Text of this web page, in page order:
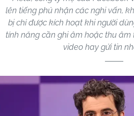
lên tiếng phủ nhận các nghi vấn,
bị chỉ được kích hoạt khi người
tính năng cần ghi âm hoặc thu âm
video hay gửi tin